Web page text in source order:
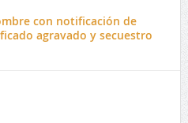
con notificación de
agravado y secuestro